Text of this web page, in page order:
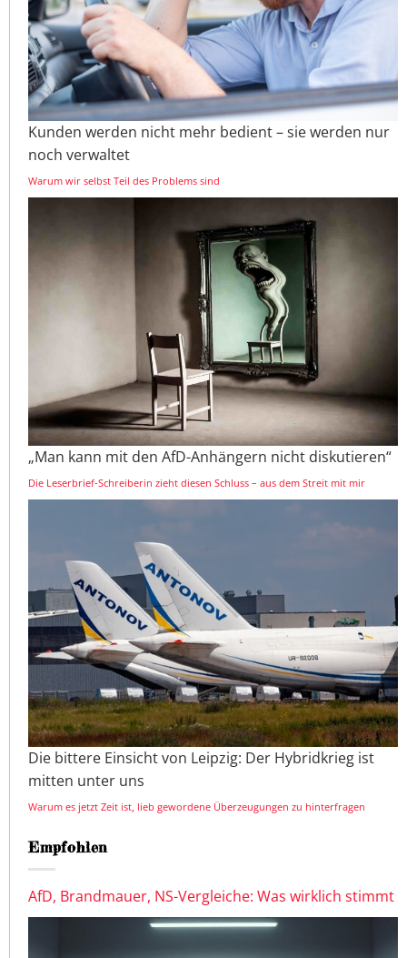
Kunden werden nicht mehr bedient – sie werden nur
noch verwaltet
Warum wir selbst Teil des Problems sind
„Man kann mit den AfD-Anhängern nicht diskutieren“
Die Leserbrief-Schreiberin zieht diesen Schluss – aus dem Streit mit mir
Die bittere Einsicht von Leipzig: Der Hybridkrieg ist
mitten unter uns
Warum es jetzt Zeit ist, lieb gewordene Überzeugungen zu hinterfragen
Empfohlen
AfD, Brandmauer, NS-Vergleiche: Was wirklich stimmt